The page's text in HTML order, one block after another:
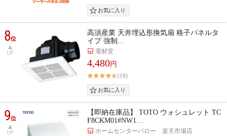
8位
UP
高須産業 天井埋込形換気扇 格子パネルタ
イプ 強制…
電材堂
4,480円
(18)
9位
UP
【即納在庫品】 TOTO ウォシュレット TC
F8CKM01#NW1…
ホームセンターバロー 楽天市場店